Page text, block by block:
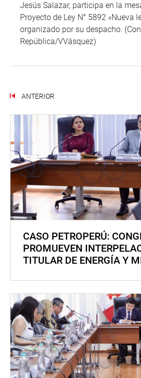
Jesús Salazar, participa en la
Proyecto de Ley N° 5892 «Nueva
organizado por su despacho.
República/VVásquez)
ANTERIOR
CASO PETROPERÚ:
PROMUEVEN
TITULAR DE ENERGÍA Y